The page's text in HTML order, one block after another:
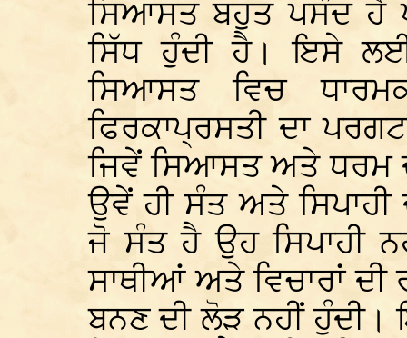
ਸਿਆਸਤ ਬਹੁਤ ਪਸੰਦ ਹੈ
ਸਿੱਧ ਹੁੰਦੀ ਹੈ। ਇਸੇ
ਸਿਆਸਤ ਵਿਚ
ਫਿਰਕਾਪ੍ਰਸਤੀ ਦਾ
ਜਿਵੇਂ ਸਿਆਸਤ ਅਤੇ ਧਰਮ
ਉਵੇਂ ਹੀ ਸੰਤ ਅਤੇ
ਜੋ ਸੰਤ ਹੈ ਉਹ ਸਿਪਾਹੀ
ਸਾਥੀਆਂ ਅਤੇ ਵਿਚਾਰਾਂ
ਬਨਣ ਦੀ ਲੋੜ ਨਹੀਂ